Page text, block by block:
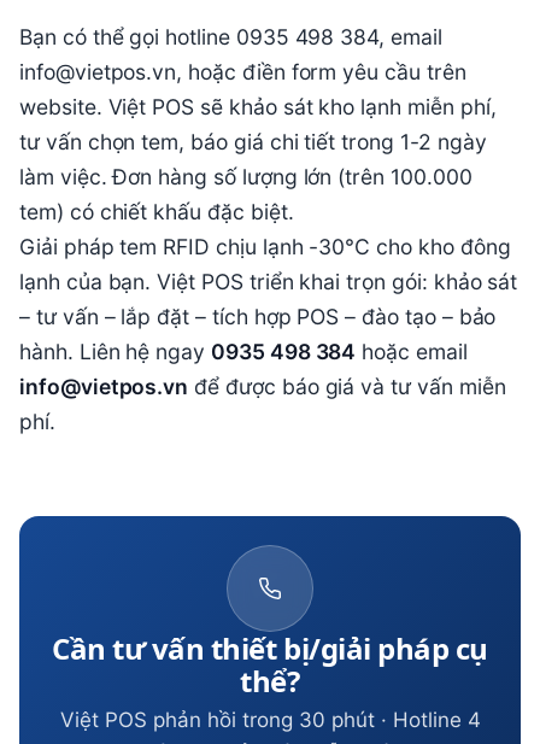
Bạn có thể gọi hotline 0935 498 384, email
info@vietpos.vn, hoặc điền form yêu cầu trên
website. Việt POS sẽ khảo sát kho lạnh miễn phí,
tư vấn chọn tem, báo giá chi tiết trong 1-2 ngày
làm việc. Đơn hàng số lượng lớn (trên 100.000
tem) có chiết khấu đặc biệt.
Giải pháp tem RFID chịu lạnh -30°C cho kho đông
lạnh của bạn. Việt POS triển khai trọn gói: khảo sát
– tư vấn – lắp đặt – tích hợp POS – đào tạo – bảo
hành. Liên hệ ngay 0935 498 384 hoặc email
info@vietpos.vn để được báo giá và tư vấn miễn
phí.
Cần tư vấn thiết bị/giải pháp cụ
thể?
Việt POS phản hồi trong 30 phút · Hotline 4